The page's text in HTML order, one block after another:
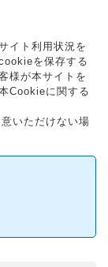
イト利用状況を
を保存する
様が本サイトを
Cookieに関する
いただけない場